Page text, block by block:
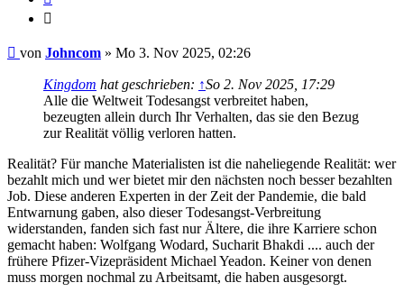
Beitrag
von Johncom » Mo 3. Nov 2025, 02:26
Kingdom hat geschrieben: ↑So 2. Nov 2025, 17:29
Alle die Weltweit Todesangst verbreitet haben,
bezeugten allein durch Ihr Verhalten, das sie den Bezug
zur Realität völlig verloren hatten.
Realität? Für manche Materialisten ist die naheliegende Realität: wer
bezahlt mich und wer bietet mir den nächsten noch besser bezahlten
Job. Diese anderen Experten in der Zeit der Pandemie, die bald
Entwarnung gaben, also dieser Todesangst-Verbreitung
widerstanden, fanden sich fast nur Ältere, die ihre Karriere schon
gemacht haben: Wolfgang Wodard, Sucharit Bhakdi .... auch der
frühere Pfizer-Vizepräsident Michael Yeadon. Keiner von denen
muss morgen nochmal zu Arbeitsamt, die haben ausgesorgt.